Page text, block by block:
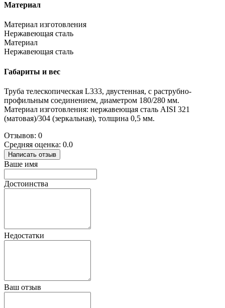
Материал
Материал изготовления
Нержавеющая сталь
Материал
Нержавеющая сталь
Габариты и вес
Труба телескопическая L333, двустенная, с раструбно-
профильным соединением, диаметром 180/280 мм.
Материал изготовления: нержавеющая сталь AISI 321
(матовая)/304 (зеркальная), толщина 0,5 мм.
Отзывов: 0
Средняя оценка: 0.0
Написать отзыв
Ваше имя
Достоинства
Недостатки
Ваш отзыв